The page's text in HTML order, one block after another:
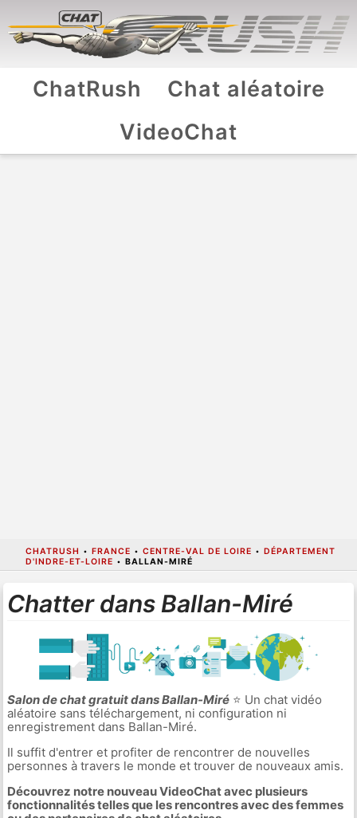
ChatRush
Chat aléatoire
VideoChat
CHATRUSH • FRANCE • CENTRE-VAL DE LOIRE • DÉPARTEMENT
D'INDRE-ET-LOIRE • BALLAN-MIRÉ
Chatter dans Ballan-Miré
Salon de chat gratuit dans Ballan-Miré⭐ Un chat vidéo
aléatoire sans téléchargement, ni configuration ni
enregistrement dans Ballan-Miré.
Il suffit d'entrer et profiter de rencontrer de nouvelles
personnes à travers le monde et trouver de nouveaux amis.
Découvrez notre nouveau VideoChat avec plusieurs
fonctionnalités telles que les rencontres avec des femmes